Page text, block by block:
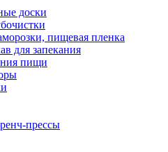
доски
пищевая пленка
для запекания
пищи
прессы